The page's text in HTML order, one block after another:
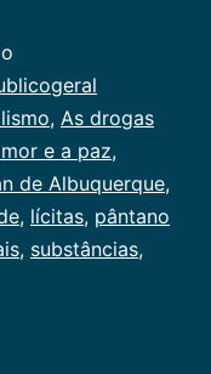
te
servem
, As drogas
e a paz,
de Albuquerque,
, lícitas, pântano
, substâncias,